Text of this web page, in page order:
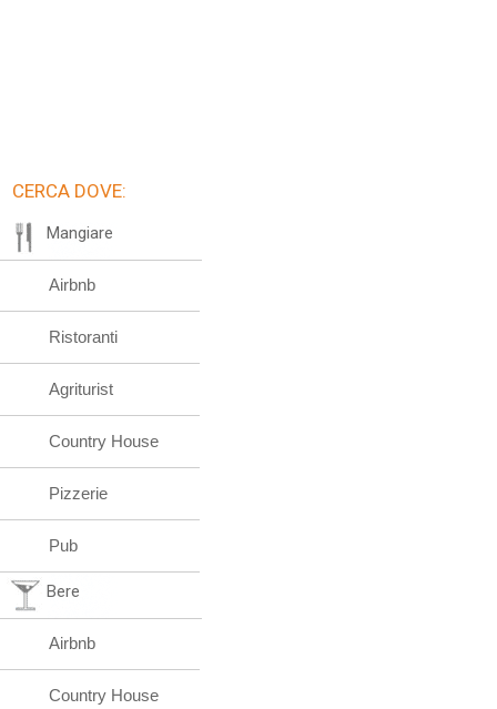
CERCA DOVE:
Mangiare
Airbnb
Ristoranti
Agriturist
Country House
Pizzerie
Pub
Bere
Airbnb
Country House